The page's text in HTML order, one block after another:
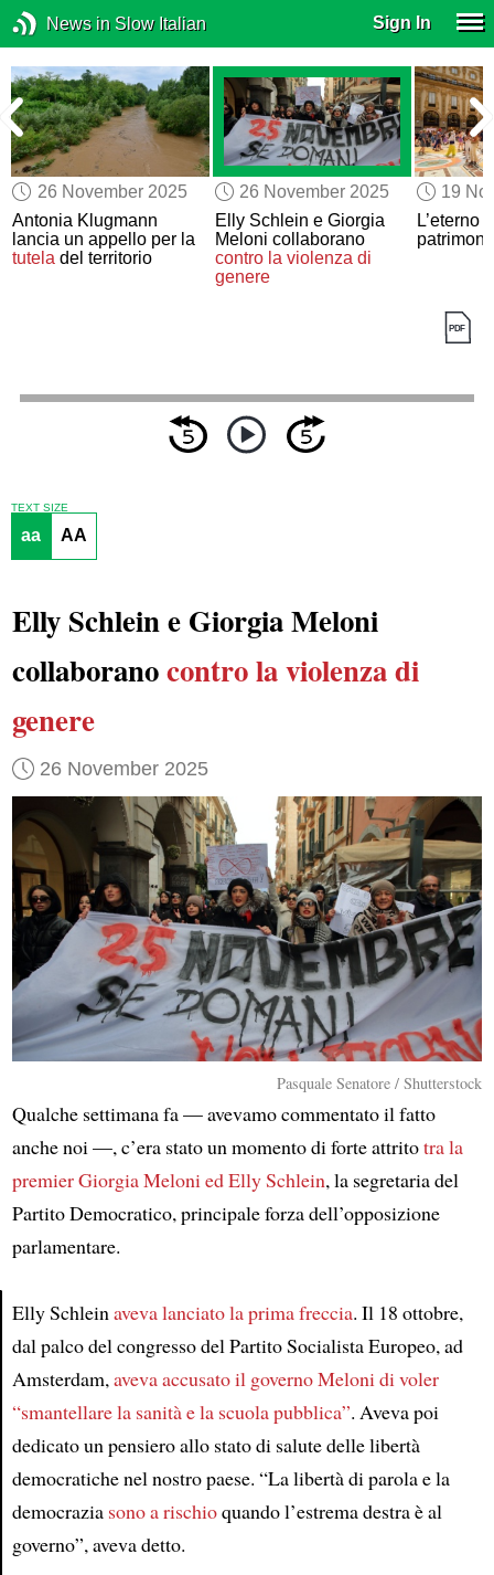
News in Slow Italian Sign In
26 November 2025
Antonia Klugmann
lancia un appello per la
tutela del territorio
26 November 2025
Elly Schlein e Giorgia
Meloni collaborano
contro la violenza di
genere
19
L’eterno
Article
TEXT SIZE
aa AA
Elly Schlein e Giorgia Meloni
collaboranocontro la violenza di
genere
26 November 2025
Pasquale Senatore / Shutterstock
Qualche settimana fa — avevamo commentato il fatto
anche noi —, c’era stato un momento di forte attritotra la
premier Giorgia Meloni ed Elly Schlein, la segretaria del
Partito Democratico, principale forza dell’opposizione
parlamentare.
Elly Schleinaveva lanciato la prima freccia. Il 18 ottobre,
dal palco del congresso del Partito Socialista Europeo, ad
Amsterdam,aveva accusato il governo Meloni di voler
“smantellare la sanità e la scuola pubblica”. Aveva poi
dedicato un pensiero allo stato di salute delle libertà
democratiche nel nostro paese. “La libertà di parola e la
democrazia sono a rischioquando l’estrema destra è al
governo”, aveva detto.